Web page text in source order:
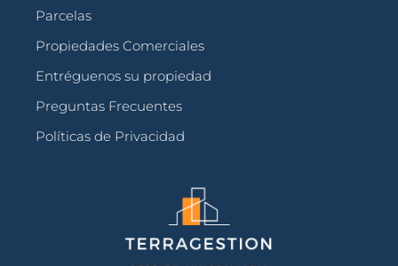
Parcelas
Propiedades Comerciales
Entréguenos su propiedad
Preguntas Frecuentes
Políticas de Privacidad